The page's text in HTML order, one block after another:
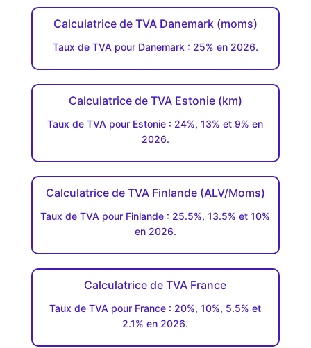
Calculatrice de TVA Danemark (moms)
Taux de TVA pour Danemark : 25% en 2026.
Calculatrice de TVA Estonie (km)
Taux de TVA pour Estonie : 24%, 13% et 9% en
2026.
Calculatrice de TVA Finlande (ALV/Moms)
Taux de TVA pour Finlande : 25.5%, 13.5% et 10%
en 2026.
Calculatrice de TVA France
Taux de TVA pour France : 20%, 10%, 5.5% et
2.1% en 2026.